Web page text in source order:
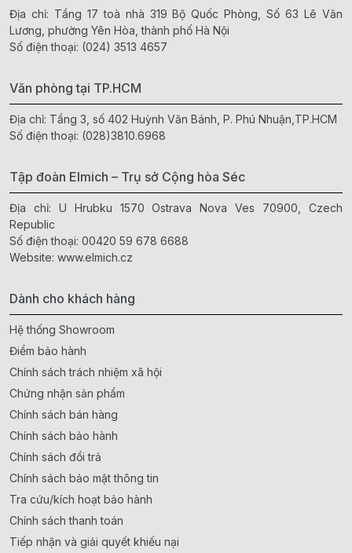
Địa chỉ: Tầng 17 toà nhà 319 Bộ Quốc Phòng, Số 63 Lê Văn
Lương, phường Yên Hòa, thành phố Hà Nội
Số điện thoại: (024) 3513 4657
Văn phòng tại TP.HCM
Địa chỉ: Tầng 3, số 402 Huỳnh Văn Bánh, P. Phú Nhuận,TP.HCM
Số điện thoại: (028)3810.6968
Tập đoàn Elmich – Trụ sở Cộng hòa Séc
Địa chỉ: U Hrubku 1570 Ostrava Nova Ves 70900, Czech
Republic
Số điện thoại: 00420 59 678 6688
Website: www.elmich.cz
Dành cho khách hàng
Hệ thống Showroom
Điểm bảo hành
Chính sách trách nhiệm xã hội
Chứng nhận sản phẩm
Chính sách bán hàng
Chính sách bảo hành
Chính sách đổi trả
Chính sách bảo mật thông tin
Tra cứu/kích hoạt bảo hành
Chính sách thanh toán
Tiếp nhận và giải quyết khiếu nại